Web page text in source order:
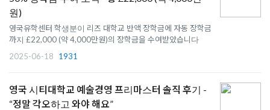
원)
영국유학센터 학생분이 리즈 대학교 반액 장학금에 자동 장학금
까지 £22,000 (약 4,000만원)의 장학금을 수여받았습니다
2025-06-18
1931
영국 시티대학교 예술경영 프리마스터 솔직 후기 -
“정말 각오하고 와야 해요”